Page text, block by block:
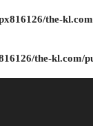
the-
the-kl.com/